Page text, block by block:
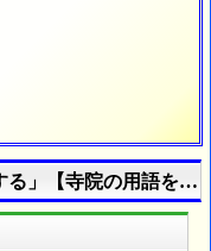
る」【寺院の用語を調